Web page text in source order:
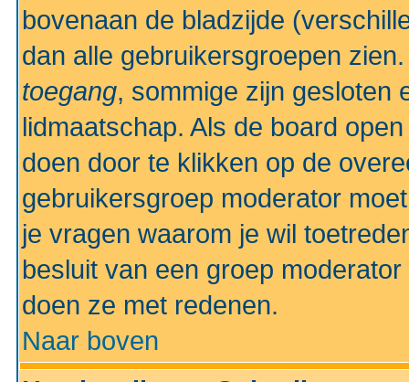
bovenaan de bladzijde
dan alle gebruikersgroepen
toegang, sommige zijn gesloten
lidmaatschap. Als de board
doen door te klikken op de
gebruikersgroep moderator
je vragen waarom je wil
besluit van een groep
doen ze met redenen.
Naar boven